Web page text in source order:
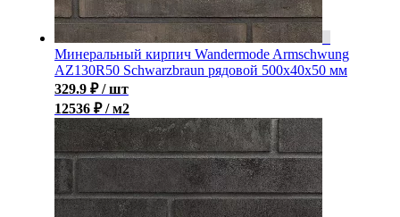
Минеральный кирпич Wandermode Armschwung
AZ130R50 Schwarzbraun рядовой 500x40x50 мм
329.9 ₽ / шт
12536 ₽ / м2